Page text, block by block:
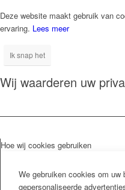
Deze website maakt gebruik van
ervaring. Lees meer
Ik snap het
Wij waarderen uw
Hoe wij cookies gebruiken
We gebruiken cookies om uw
gepersonaliseerde